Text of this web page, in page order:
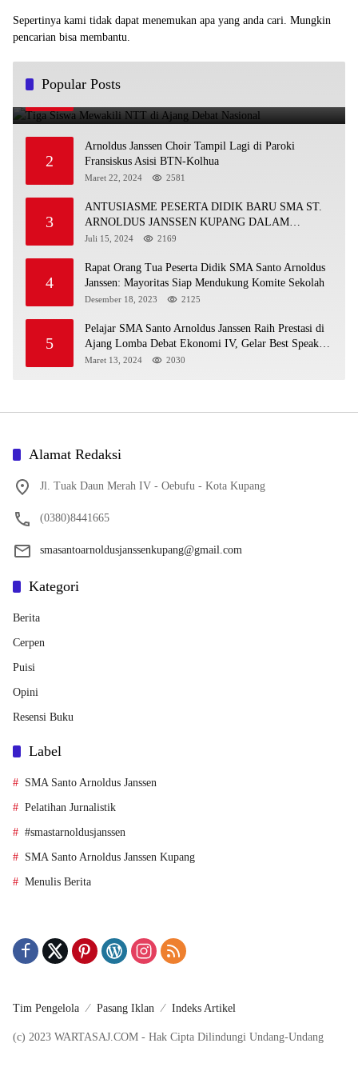
Sepertinya kami tidak dapat menemukan apa yang anda cari. Mungkin
pencarian bisa membantu.
Popular Posts
1 Tiga Siswa Mewakili NTT di Ajang Debat Nasional
2
Arnoldus Janssen Choir Tampil Lagi di Paroki
Fransiskus Asisi BTN-Kolhua
Maret 22, 2024 2581
3
ANTUSIASME PESERTA DIDIK BARU SMA ST.
ARNOLDUS JANSSEN KUPANG DALAM
MENGIKUTI MPLS HARI PERTAMA
Juli 15, 2024 2169
4
Rapat Orang Tua Peserta Didik SMA Santo Arnoldus
Janssen: Mayoritas Siap Mendukung Komite Sekolah
Desember 18, 2023 2125
5
Pelajar SMA Santo Arnoldus Janssen Raih Prestasi di
Ajang Lomba Debat Ekonomi IV, Gelar Best Speaker
Diraih Viantri Azi
Maret 13, 2024 2030
Alamat Redaksi
Jl. Tuak Daun Merah IV - Oebufu - Kota Kupang
(0380)8441665
smasantoarnoldusjanssenkupang@gmail.com
Kategori
Berita
Cerpen
Puisi
Opini
Resensi Buku
Label
SMA Santo Arnoldus Janssen
Pelatihan Jurnalistik
#smastarnoldusjanssen
SMA Santo Arnoldus Janssen Kupang
Menulis Berita
Tim Pengelola Pasang Iklan Indeks Artikel
(c) 2023 WARTASAJ.COM - Hak Cipta Dilindungi Undang-Undang